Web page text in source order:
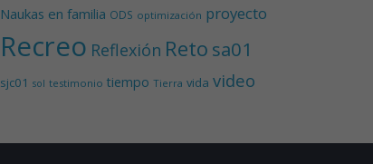
Naukas en familia ODS optimización proyecto
Recreo Reflexión Reto sa01
sjc01 sol testimonio tiempo Tierra vida video